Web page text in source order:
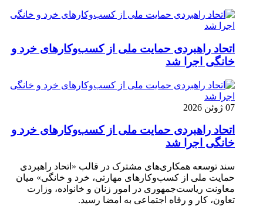
اتحاد راهبردی حمایت ملی از کسب‌وکارهای خرد و
خانگی اجرا شد
07 ژوئن 2026
اتحاد راهبردی حمایت ملی از کسب‌وکارهای خرد و
خانگی اجرا شد
سند توسعه همکاری‌های مشترک در قالب «اتحاد راهبردی
حمایت ملی از کسب‌وکارهای مهارتی، خرد و خانگی» میان
معاونت ریاست‌جمهوری در امور زنان و خانواده، وزارت
تعاون، کار و رفاه اجتماعی به امضا رسید.